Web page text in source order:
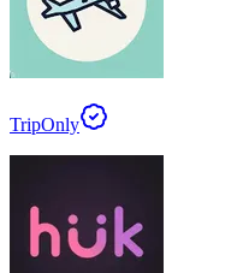
TripOnly